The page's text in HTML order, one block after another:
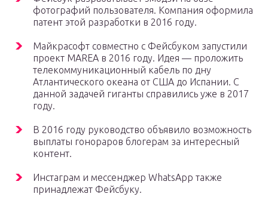
фотографий пользователя. Компания оформила
патент этой разработки в 2016 году.
Майкрасофт совместно с Фейсбуком запустили
проект MAREA в 2016 году. Идея — проложить
телекоммуникационный кабель по дну
Атлантического океана от США до Испании. С
данной задачей гиганты справились уже в 2017
году.
В 2016 году руководство объявило возможность
выплаты гонораров блогерам за интересный
контент.
Инстаграм и мессенджер WhatsApp также
принадлежат Фейсбуку.